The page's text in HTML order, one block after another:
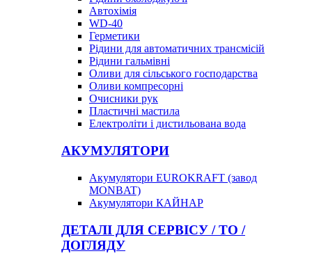
Автохімія
WD-40
Герметики
Рідини для автоматичних трансмісій
Рідини гальмівні
Оливи для сільського господарства
Оливи компресорні
Очисники рук
Пластичні мастила
Електроліти і дистильована вода
АКУМУЛЯТОРИ
Акумулятори EUROKRAFT (завод
MONBAT)
Акумулятори КАЙНАР
ДЕТАЛІ ДЛЯ СЕРВІСУ / ТО /
ДОГЛЯДУ